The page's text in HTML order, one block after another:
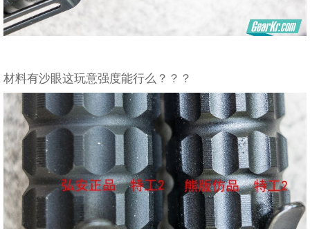
材料有沙眼这玩意强度能行么？？？